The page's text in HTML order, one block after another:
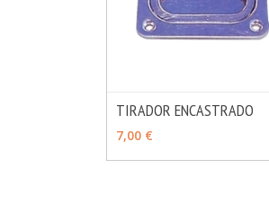
TIRADOR ENCASTRADO
7,00 €